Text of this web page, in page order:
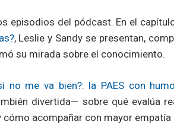
episodios del pódcast. En el
, Leslie y Sandy se presentan,
su mirada sobre el conocimiento.
no me va bien?: la PAES con
divertida— sobre qué evalúa
acompañar con mayor